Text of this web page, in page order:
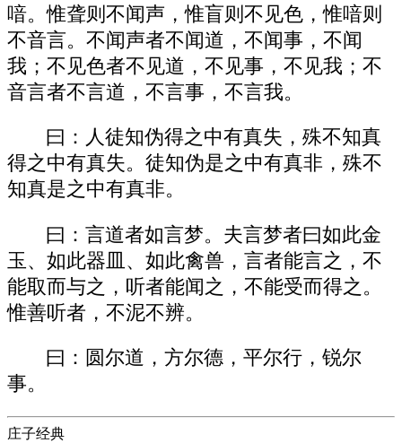
喑。惟聋则不闻声，惟盲则不见色，惟喑则
不音言。不闻声者不闻道，不闻事，不闻
我；不见色者不见道，不见事，不见我；不
音言者不言道，不言事，不言我。
曰：人徒知伪得之中有真失，殊不知真
得之中有真失。徒知伪是之中有真非，殊不
知真是之中有真非。
曰：言道者如言梦。夫言梦者曰如此金
玉、如此器皿、如此禽兽，言者能言之，不
能取而与之，听者能闻之，不能受而得之。
惟善听者，不泥不辨。
曰：圆尔道，方尔德，平尔行，锐尔
事。
庄子经典